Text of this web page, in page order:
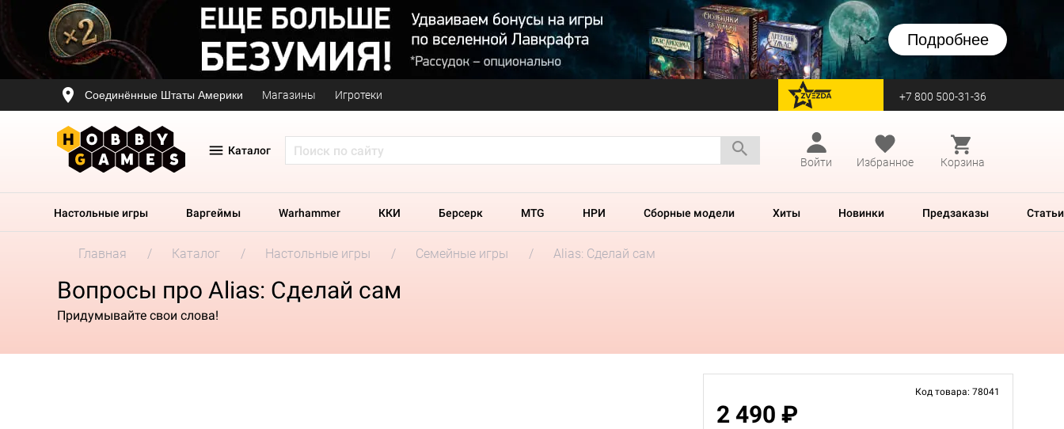
Подробнее
Соединённые Штаты Америки Магазины Игротеки перейти на Zvezda +7 800 500-31-36
Каталог
Войти
Избранное Корзина
Настольные игры Варгеймы Warhammer ККИ Берсерк MTG НРИ Сборные модели Хиты Новинки Предзаказы Статьи
Главная Каталог Настольные игры Семейные игры Alias: Сделай сам
Вопросы про Alias: Сделай сам
Придумывайте свои слова!
Код товара: 78041
2 490 ₽